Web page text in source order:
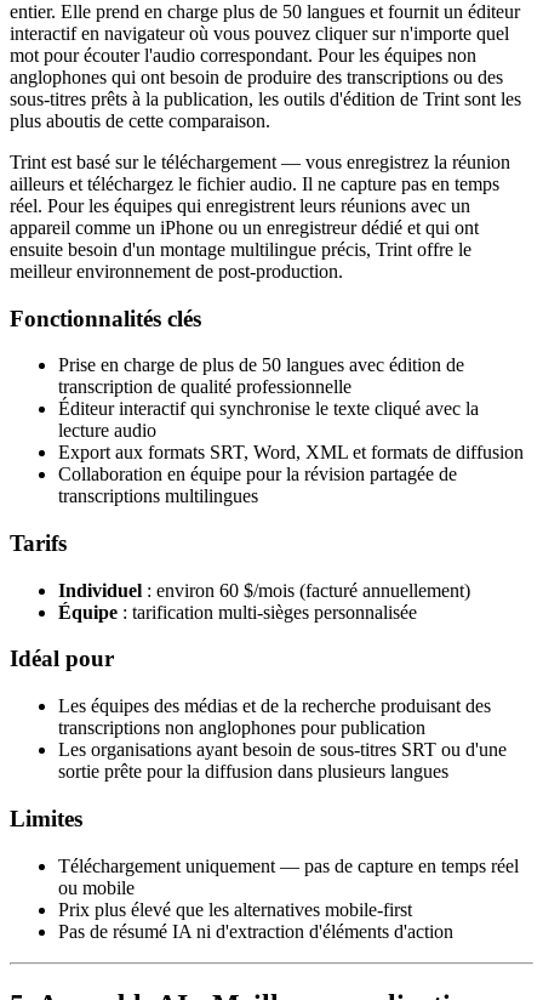
entier. Elle prend en charge plus de 50 langues et fournit un éditeur
interactif en navigateur où vous pouvez cliquer sur n'importe quel
mot pour écouter l'audio correspondant. Pour les équipes non
anglophones qui ont besoin de produire des transcriptions ou des
sous-titres prêts à la publication, les outils d'édition de Trint sont les
plus aboutis de cette comparaison.
Trint est basé sur le téléchargement — vous enregistrez la réunion
ailleurs et téléchargez le fichier audio. Il ne capture pas en temps
réel. Pour les équipes qui enregistrent leurs réunions avec un
appareil comme un iPhone ou un enregistreur dédié et qui ont
ensuite besoin d'un montage multilingue précis, Trint offre le
meilleur environnement de post-production.
Fonctionnalités clés
Prise en charge de plus de 50 langues avec édition de
transcription de qualité professionnelle
Éditeur interactif qui synchronise le texte cliqué avec la
lecture audio
Export aux formats SRT, Word, XML et formats de diffusion
Collaboration en équipe pour la révision partagée de
transcriptions multilingues
Tarifs
Individuel : environ 60 $/mois (facturé annuellement)
Équipe : tarification multi-sièges personnalisée
Idéal pour
Les équipes des médias et de la recherche produisant des
transcriptions non anglophones pour publication
Les organisations ayant besoin de sous-titres SRT ou d'une
sortie prête pour la diffusion dans plusieurs langues
Limites
Téléchargement uniquement — pas de capture en temps réel
ou mobile
Prix plus élevé que les alternatives mobile-first
Pas de résumé IA ni d'extraction d'éléments d'action